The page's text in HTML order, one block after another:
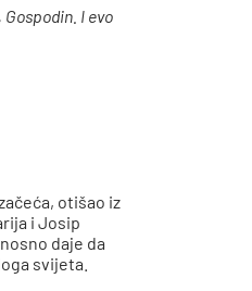
I evo
otišao iz
i Josip
daje da
svijeta.